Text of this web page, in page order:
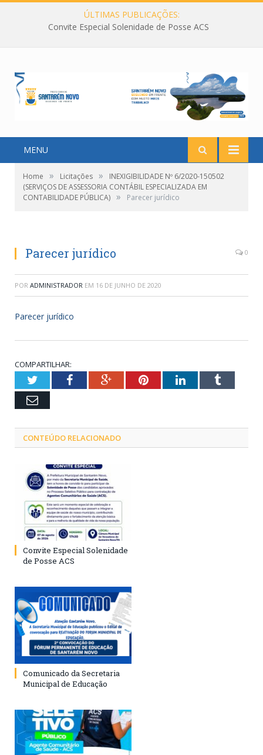
ÚLTIMAS PUBLICAÇÕES:
Convite Especial Solenidade de Posse ACS
MENU
Home » Licitações »
INEXIGIBILIDADE Nº 6/2020-150502
(SERVIÇOS DE ASSESSORIA CONTÁBIL ESPECIALIZADA EM
CONTABILIDADE PÚBLICA) » Parecer jurídico
Parecer jurídico 0
POR ADMINISTRADOR EM 16 DE JUNHO DE 2020
Parecer jurídico
COMPARTILHAR:
TwitterFacebookGoogle+PinterestLinkedInTumblr
Email
CONTEÚDO RELACIONADO
Convite Especial Solenidade
de Posse ACS
Comunicado da Secretaria
Municipal de Educação